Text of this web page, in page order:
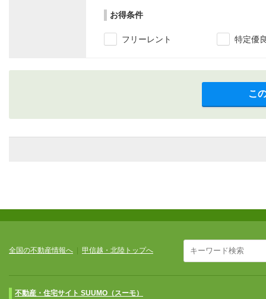
お得条件
フリーレント 特定優
こ
全国の不動産情報へ 甲信越・北陸トップへ
不動産・住宅サイト SUUMO（スーモ）